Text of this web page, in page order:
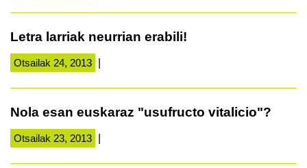
Letra larriak neurrian erabili!
Otsailak 24, 2013
Nola esan euskaraz "usufructo vitalicio"?
Otsailak 23, 2013